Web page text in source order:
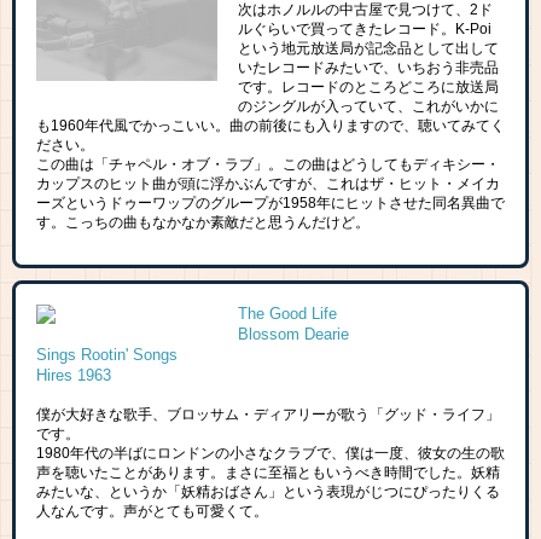
次はホノルルの中古屋で見つけて、2ド
ルぐらいで買ってきたレコード。K-Poi
という地元放送局が記念品として出して
いたレコードみたいで、いちおう非売品
です。レコードのところどころに放送局
のジングルが入っていて、これがいかに
も1960年代風でかっこいい。曲の前後にも入りますので、聴いてみてく
ださい。
この曲は「チャペル・オブ・ラブ」。この曲はどうしてもディキシー・
カップスのヒット曲が頭に浮かぶんですが、これはザ・ヒット・メイカ
ーズというドゥーワップのグループが1958年にヒットさせた同名異曲で
す。こっちの曲もなかなか素敵だと思うんだけど。
The Good Life
Blossom Dearie
Sings Rootin' Songs
Hires 1963
僕が大好きな歌手、ブロッサム・ディアリーが歌う「グッド・ライフ」
です。
1980年代の半ばにロンドンの小さなクラブで、僕は一度、彼女の生の歌
声を聴いたことがあります。まさに至福ともいうべき時間でした。妖精
みたいな、というか「妖精おばさん」という表現がじつにぴったりくる
人なんです。声がとても可愛くて。